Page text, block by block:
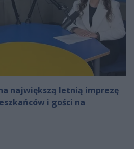
największą letnią imprezę
i gości na